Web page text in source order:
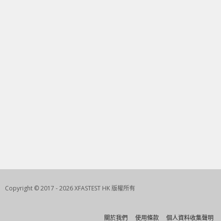
Copyright © 2017 - 2026 XFASTEST HK 版權所有
關於我們 使用條款 個人資料收集聲明